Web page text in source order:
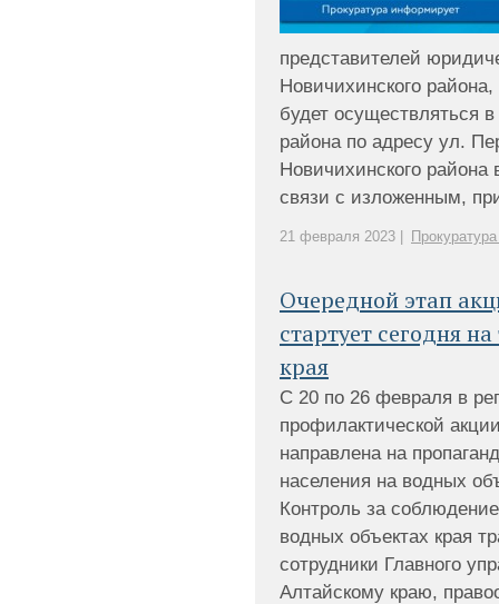
представителей
Новичихинского
будет осуществляться
района по адресу ул.
Новичихинского
связи с изложенным,
21 февраля 2023 |
Очередной этап
стартует сегодня
края
С 20 по 26 февраля в
профилактической
направлена на
населения на водных
Контроль за
водных объектах края
сотрудники Главного
Алтайскому краю,